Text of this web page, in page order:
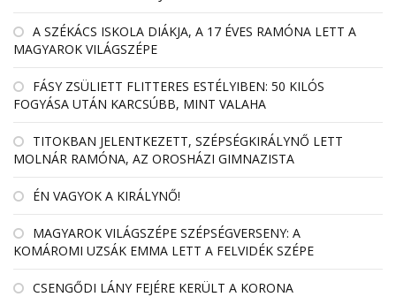
A SZÉKÁCS ISKOLA DIÁKJA, A 17 ÉVES RAMÓNA LETT A
MAGYAROK VILÁGSZÉPE
FÁSY ZSÜLIETT FLITTERES ESTÉLYIBEN: 50 KILÓS
FOGYÁSA UTÁN KARCSÚBB, MINT VALAHA
TITOKBAN JELENTKEZETT, SZÉPSÉGKIRÁLYNŐ LETT
MOLNÁR RAMÓNA, AZ OROSHÁZI GIMNAZISTA
ÉN VAGYOK A KIRÁLYNŐ!
MAGYAROK VILÁGSZÉPE SZÉPSÉGVERSENY: A
KOMÁROMI UZSÁK EMMA LETT A FELVIDÉK SZÉPE
CSENGŐDI LÁNY FEJÉRE KERÜLT A KORONA